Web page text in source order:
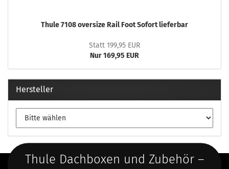
Thule 7108 oversize Rail Foot Sofort lieferbar
Statt 199,95 EUR
Nur 169,95 EUR
Hersteller
Thule Dachboxen und Zubehör –